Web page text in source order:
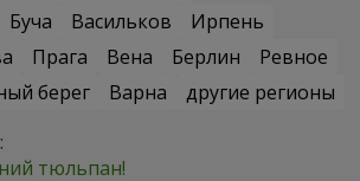
Буча Васильков
Ирпень
Прага Вена Берлин
Ревное
берег Варна
другие регионы
тюльпан!